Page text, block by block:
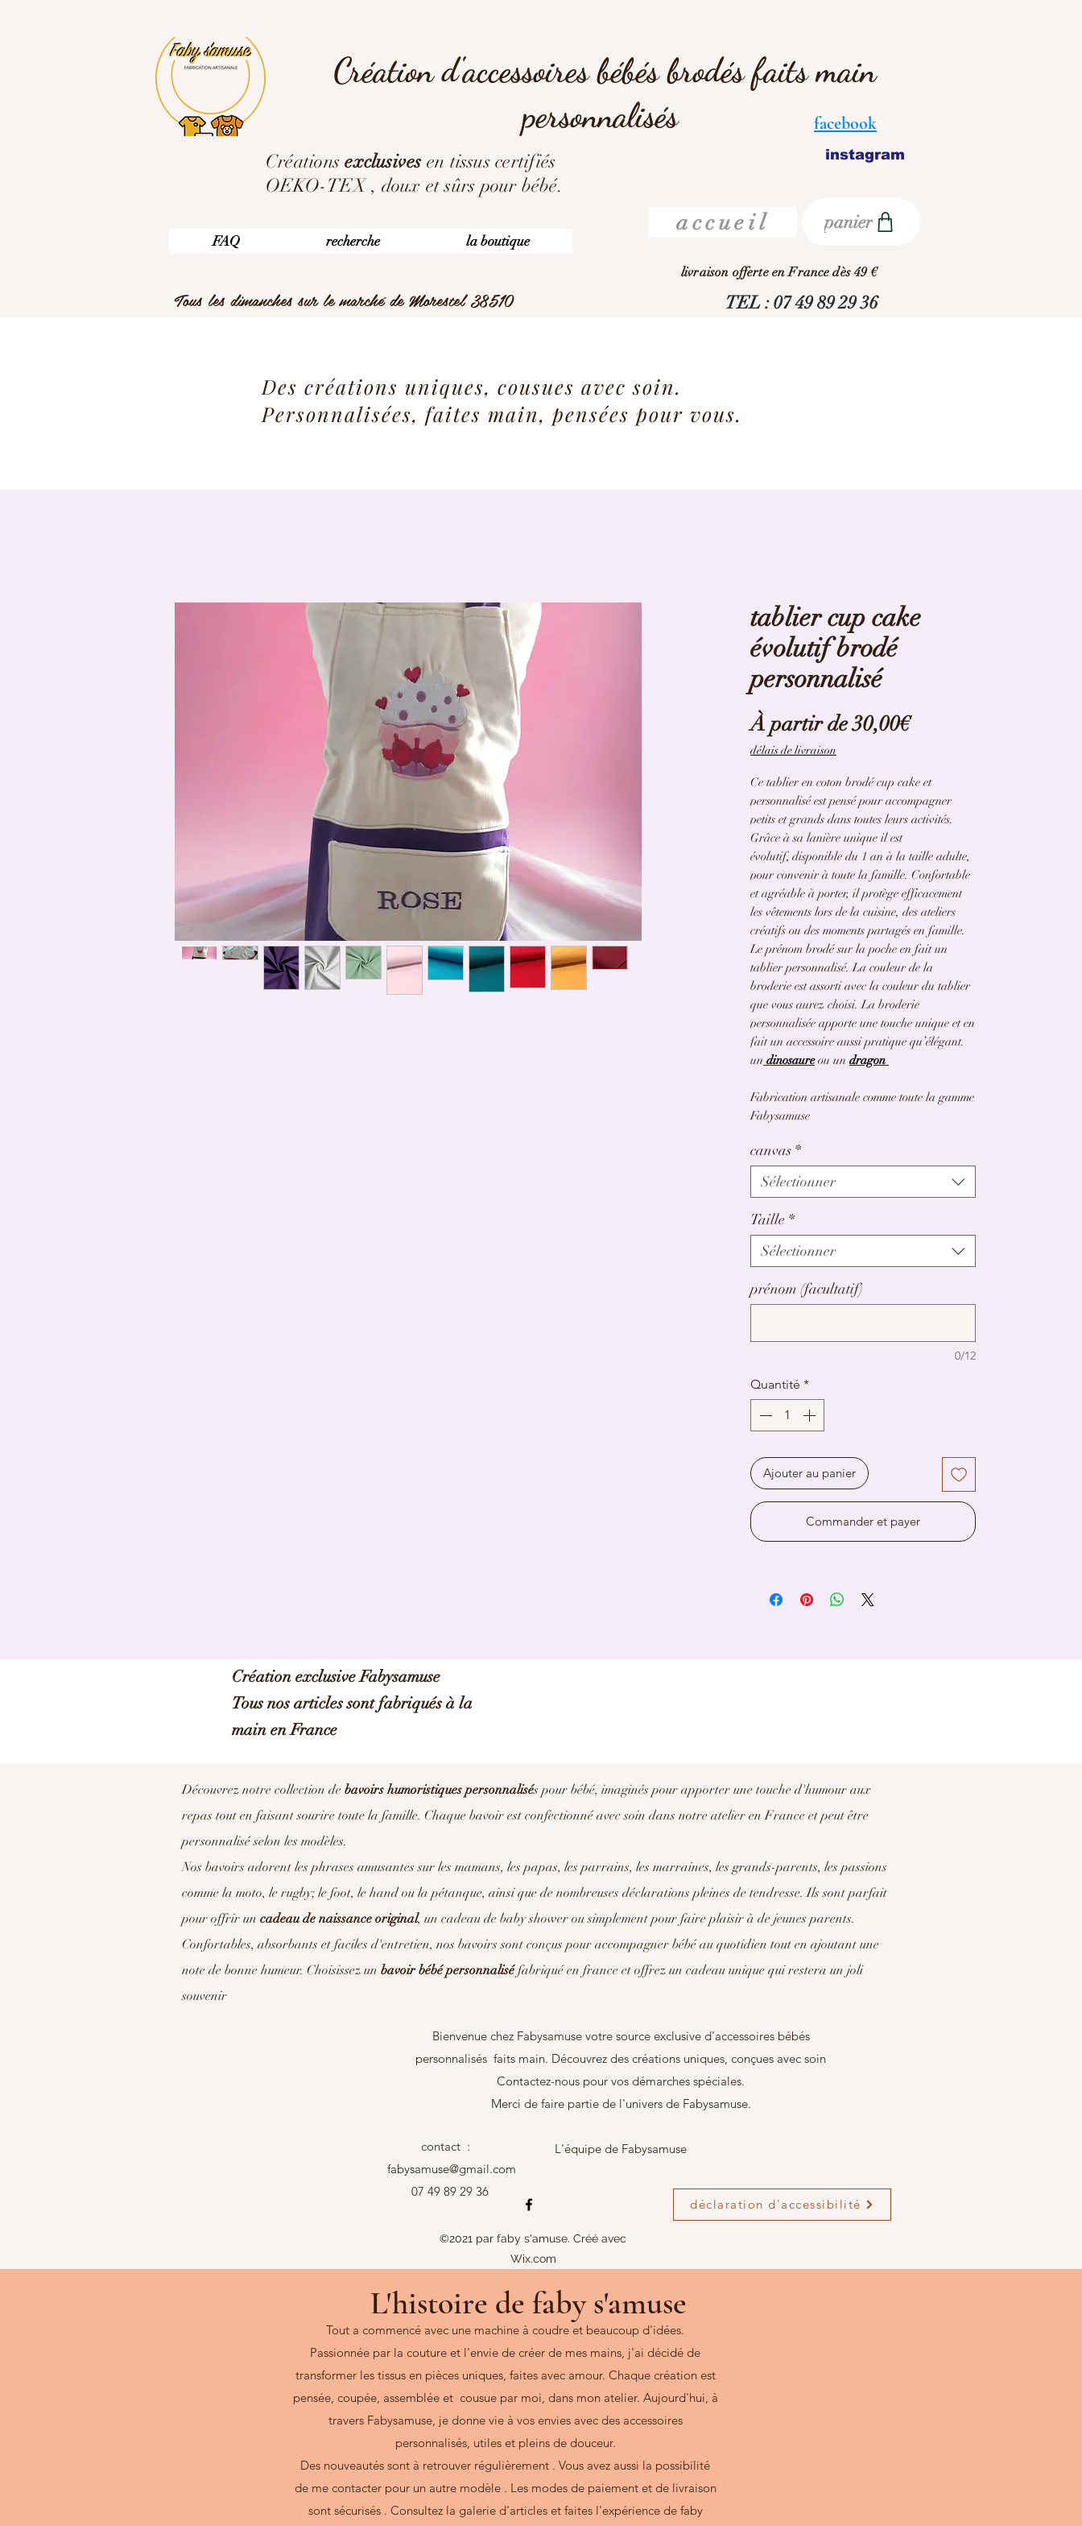
Création d'accessoires bébés brodés faits main
personnalisés
facebook
instagram
Créationsexclusivesen tissus certifiés
OEKO-TEX , doux et sûrs pour bébé.
FAQ recherche la boutique
accueil panier
livraison offerte en France dès 49 €
Tous les dimanches sur le marché de Morestel 38510 TEL : 07 49 89 29 36
Des créations uniques, cousues avec soin.
Personnalisées, faites main, pensées pour vous.
tablier cup cake
évolutif brodé
personnalisé
À partir de30,00€Prix
délais de livraison
Ce tablier en coton brodé cup cake et
personnalisé est pensé pour accompagner
petits et grands dans toutes leurs activités.
Grâce à sa lanière unique il est
évolutif, disponible du 1 an à la taille adulte,
pour convenir à toute la famille. Confortable
et agréable à porter, il protège efficacement
les vêtements lors de la cuisine, des ateliers
créatifs ou des moments partagés en famille.
Le prénom brodé sur la poche en fait un
tablier personnalisé. La couleur de la
broderie est assorti avec la couleur du tablier
que vous aurez choisi. La broderie
personnalisée apporte une touche unique et en
fait un accessoire aussi pratique qu’élégant.
un dinosaureou un dragon
Fabrication artisanale comme toute la gamme
Fabysamuse
canvas *
Sélectionner
Taille *
Sélectionner
prénom (facultatif)
0/12
Quantité *
Ajouter au panier
Commander et payer
Création exclusive Fabysamuse
Tous nos articles sont fabriqués à la
main en France
Découvrez notre collection de bavoirs humoristiques personnalisés pour bébé, imaginés pour apporter une touche d'humour aux
repas tout en faisant sourire toute la famille. Chaque bavoir est confectionné avec soin dans notre atelier en France et peut être
personnalisé selon les modèles.
Nos bavoirs adorent les phrases amusantes sur les mamans, les papas, les parrains, les marraines, les grands-parents, les passions
comme la moto, le rugby; le foot, le hand ou la pétanque, ainsi que de nombreuses déclarations pleines de tendresse. Ils sont parfait
pour offrir un cadeau de naissance original, un cadeau de baby shower ou simplement pour faire plaisir à de jeunes parents.
Confortables, absorbants et faciles d'entretien, nos bavoirs sont conçus pour accompagner bébé au quotidien tout en ajoutant une
note de bonne humeur. Choisissez un bavoir bébé personnaliséfabriqué en france et offrez un cadeau unique qui restera un joli
souvenir
Bienvenue chez Fabysamuse votre source exclusive d'accessoires bébés
personnalisés faits main. Découvrez des créations uniques, conçues avec soin
Contactez-nous pour vos démarches spéciales.
Merci de faire partie de l'univers de Fabysamuse.
L'équipe de Fabysamuse
contact :
fabysamuse@gmail.com
07 49 89 29 36
déclaration d'accessibilité
©2021 par faby s'amuse. Créé avec
Wix.com
L'histoire de faby s'amuse
Tout a commencé avec une machine à coudre et beaucoup d'idées.
Passionnée par la couture et l'envie de créer de mes mains, j'ai décidé de
transformer les tissus en pièces uniques, faites avec amour. Chaque création est
pensée, coupée, assemblée et cousue par moi, dans mon atelier. Aujourd'hui, à
travers Fabysamuse, je donne vie à vos envies avec des accessoires
personnalisés, utiles et pleins de douceur.
Des nouveautés sont à retrouver régulièrement . Vous avez aussi la possibilité
de me contacter pour un autre modèle . Les modes de paiement et de livraison
sont sécurisés . Consultez la galerie d'articles et faites l'expérience de faby